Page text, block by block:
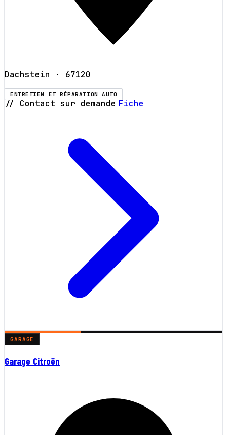
Dachstein · 67120
ENTRETIEN ET RÉPARATION AUTO
// Contact sur demande Fiche
GARAGE
Garage Citroën